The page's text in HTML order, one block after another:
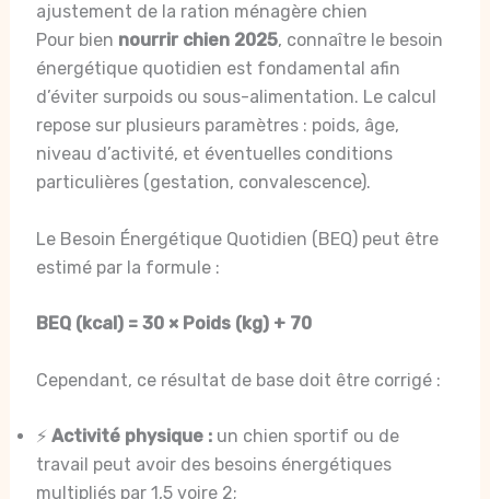
ajustement de la ration ménagère chien
Pour bien nourrir chien 2025, connaître le besoin
énergétique quotidien est fondamental afin
d’éviter surpoids ou sous-alimentation. Le calcul
repose sur plusieurs paramètres : poids, âge,
niveau d’activité, et éventuelles conditions
particulières (gestation, convalescence).
Le Besoin Énergétique Quotidien (BEQ) peut être
estimé par la formule :
BEQ (kcal) = 30 × Poids (kg) + 70
Cependant, ce résultat de base doit être corrigé :
⚡️ Activité physique :un chien sportif ou de
travail peut avoir des besoins énergétiques
multipliés par 1,5 voire 2;